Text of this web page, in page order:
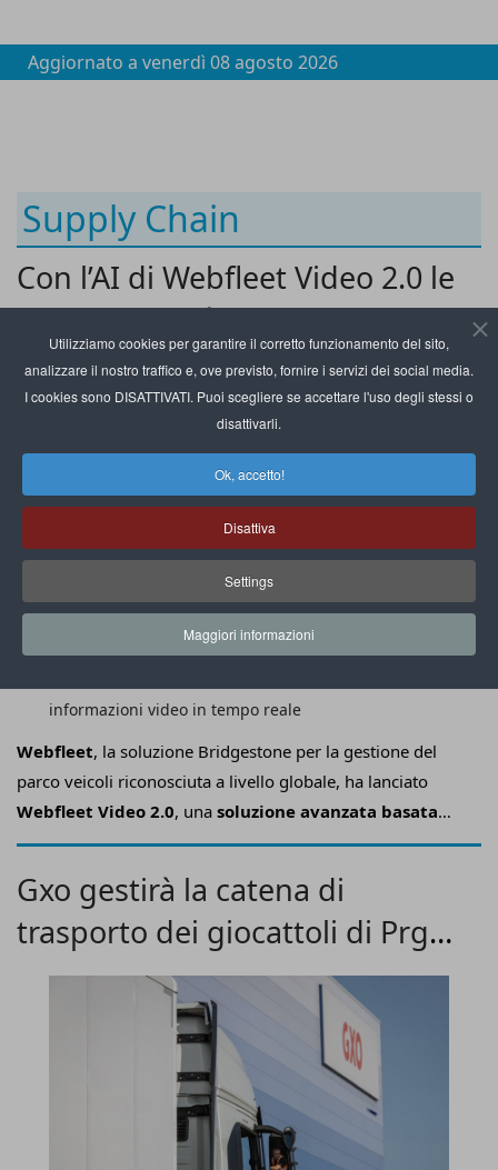
Utilizziamo cookies per garantire il corretto funzionamento del sito,
analizzare il nostro traffico e, ove previsto, fornire i servizi dei social media.
I cookies sono DISATTIVATI. Puoi scegliere se accettare l'uso degli stessi o
disattivarli.
Ok, accetto!
Disattiva
Settings
Maggiori informazioni
Aggiornato a venerdì 08 agosto 2026
Supply Chain
Con l’AI di Webfleet Video 2.0 le
flotte sono più sicure e protette
Webfleet, la soluzione Bridgestone per la gestione del
parco veicoli riconosciuta a livello globale, ha lanciato
Webfleet Video 2.0, una soluzione avanzata basata
sull’AIprogettata permigliorare la sicurezza e la
protezione delle flotte
normative locali e l’efficienza operativa attraverso l’utilizzo
diinformazioni video in tempo reale
informazioni video in tempo reale
Gxo gestirà la catena di
trasporto dei giocattoli di Prg
Retail Group